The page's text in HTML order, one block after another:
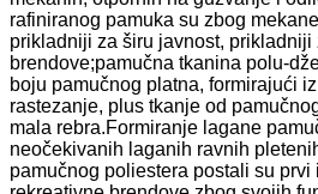
rafiniranog pamuka su zbog
prikladniji za širu javnost, prikladniji
brendove;pamučna tkanina polu-
boju pamučnog platna, formirajući
rastezanje, plus tkanje od
mala rebra.Formiranje lagane
neočekivanih laganih ravnih
pamučnog poliestera postali su prvi